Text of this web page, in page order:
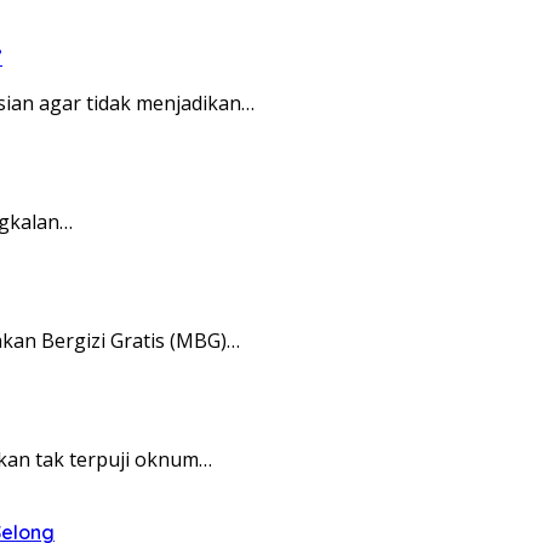
agar tidak menjadikan…
Bergizi Gratis (MBG)…
tak terpuji oknum…